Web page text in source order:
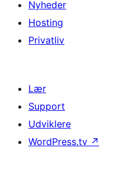
Nyheder
Hosting
Privatliv
Lær
Support
Udviklere
WordPress.tv ↗